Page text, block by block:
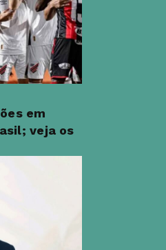
em
veja os